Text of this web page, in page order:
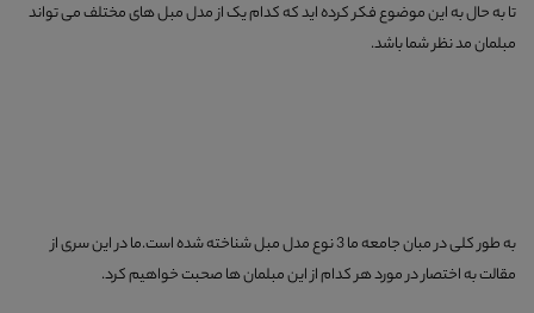
تا به حال به این موضوع فکر کرده اید که کدام یک از مدل مبل های مختلف می تواند
مبلمان مد نظر شما باشد.
به طور کلی در مبان جامعه ما 3 نوع مدل مبل شناخته شده است.ما در این سری از
مقالت به اختصار در مورد هر کدام از این مبلمان ها صحبت خواهیم کرد.